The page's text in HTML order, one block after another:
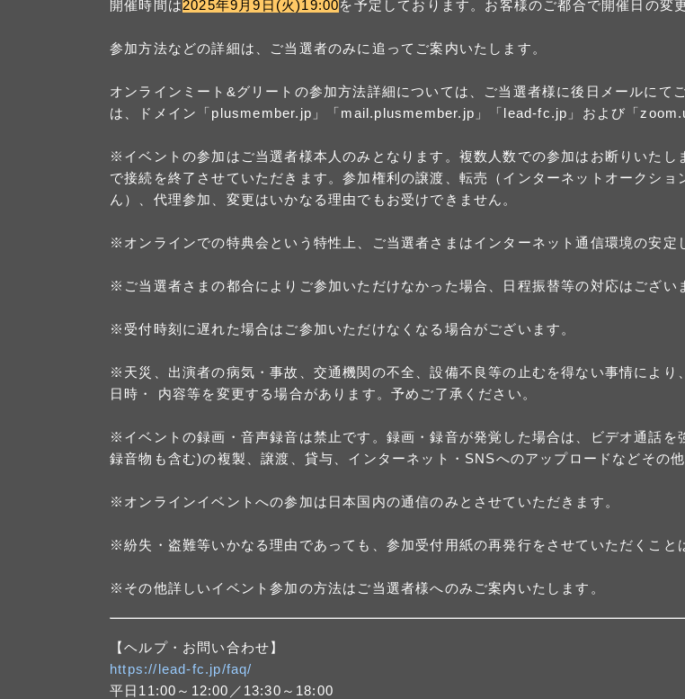
開催時間は2025年9月9日(火)19:00を予定しております。お客様のご都合で開催日の変
参加方法などの詳細は、ご当選者のみに追ってご案内いたします。
オンラインミート&グリートの参加方法詳細については、ご当選者様に後日メールにて
は、ドメイン「plusmember.jp」「mail.plusmember.jp」「lead-fc.jp」および「
※イベントの参加はご当選者様本人のみとなります。複数人数での参加はお断りいた
で接続を終了させていただきます。参加権利の譲渡、転売（インターネットオークシ
ん）、代理参加、変更はいかなる理由でもお受けできません。
※オンラインでの特典会という特性上、ご当選者さまはインターネット通信環境の安定
※ご当選者さまの都合によりご参加いただけなかった場合、日程振替等の対応はござい
※受付時刻に遅れた場合はご参加いただけなくなる場合がございます。
※天災、出演者の病気・事故、交通機関の不全、設備不良等の止むを得ない事情によ
日時・ 内容等を変更する場合があります。予めご了承ください。
※イベントの録画・音声録音は禁止です。録画・録音が発覚した場合は、ビデオ通話を
録音物も含む)の複製、譲渡、貸与、インターネット・SNSへのアップロードなどその
※オンラインイベントへの参加は日本国内の通信のみとさせていただきます。
※紛失・盗難等いかなる理由であっても、参加受付用紙の再発行をさせていただくこと
※その他詳しいイベント参加の方法はご当選者様へのみご案内いたします。
【ヘルプ・お問い合わせ】
https://lead-fc.jp/faq/
平日11:00～12:00／13:30～18:00